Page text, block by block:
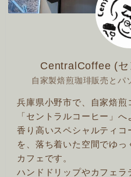
CentralCoffee (セ
自家製焙煎珈琲販売とパ
兵庫県小野市で、自家焙煎
「セントラルコーヒー」へ
香り高いスペシャルティコ
を、落ち着いた空間でゆ
カフェです。
ハンドドリップやカフェ